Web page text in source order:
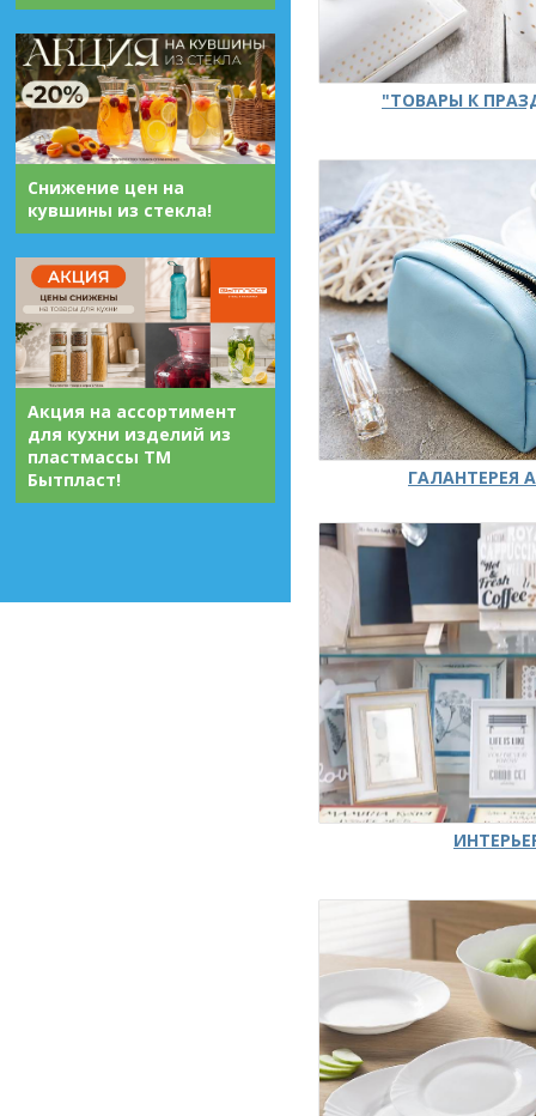
Снижение цен на
кувшины из стекла!
Акция на ассортимент
для кухни изделий из
пластмассы ТМ
Бытпласт!
"ТОВАРЫ К
ГАЛАНТЕРЕЯ